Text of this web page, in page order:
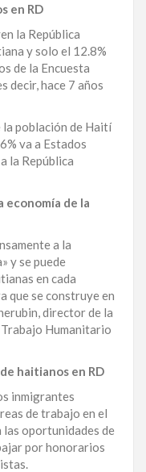
en RD
la República
y solo el 12.8%
de la Encuesta
decir, hace 7 años
la población de Haití
va a Estados
la República
economía de la
a la
y se puede
en cada
que se construye en
director de la
Humanitario
haitianos en RD
inmigrantes
de trabajo en el
las oportunidades de
por honorarios